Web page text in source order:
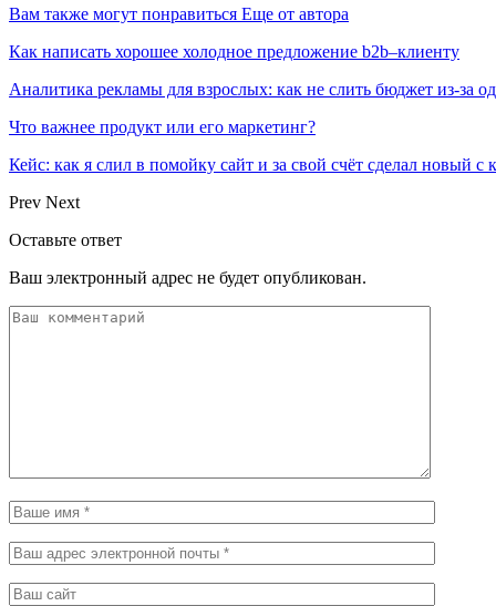
Вам также могут понравиться Еще от автора
Как написать хорошее холодное предложение b2b–клиенту
Аналитика рекламы для взрослых: как не слить бюджет из-за
Что важнее продукт или его маркетинг?
Кейс: как я слил в помойку сайт и за свой счёт сделал новый с
Prev Next
Оставьте ответ
Ваш электронный адрес не будет опубликован.